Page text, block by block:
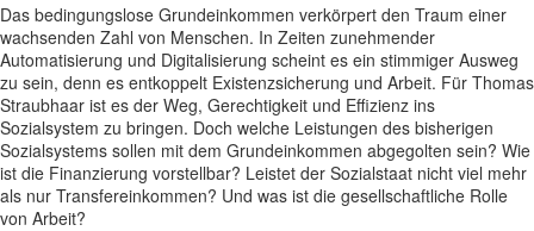
Das bedingungslose Grundeinkommen verkörpert den Traum einer
wachsenden Zahl von Menschen. In Zeiten zunehmender
Automatisierung und Digitalisierung scheint es ein stimmiger Ausweg
zu sein, denn es entkoppelt Existenzsicherung und Arbeit. Für Thomas
Straubhaar ist es der Weg, Gerechtigkeit und Effizienz ins
Sozialsystem zu bringen. Doch welche Leistungen des bisherigen
Sozialsystems sollen mit dem Grundeinkommen abgegolten sein? Wie
ist die Finanzierung vorstellbar? Leistet der Sozialstaat nicht viel mehr
als nur Transfereinkommen? Und was ist die gesellschaftliche Rolle
von Arbeit?